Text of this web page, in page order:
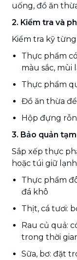
uống, đồ ăn
2. Kiểm tra và
Kiểm tra kỹ
Thực phẩm
màu sắc, mùi
Thực phẩm
Đồ ăn thừa
Hộp đựng
3. Bảo quản
Sắp xếp thực
hoặc túi giữ
Thực phẩm
đá khô
Thịt, cá tươi:
Rau củ quả:
trong thời
Sữa, bơ: đặt